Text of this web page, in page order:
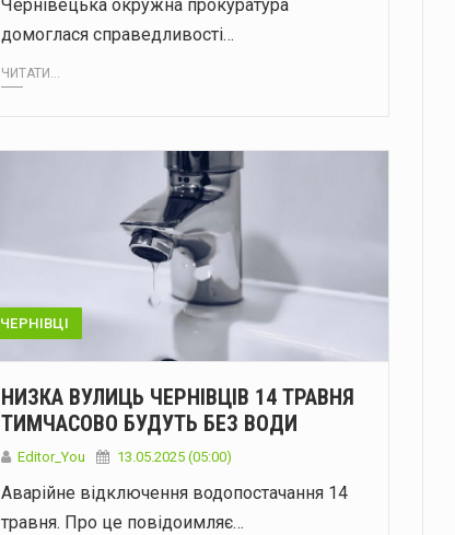
Чернівецька окружна прокуратура
домоглася справедливості…
ЧИТАТИ...
ЧЕРНІВЦІ
НИЗКА ВУЛИЦЬ ЧЕРНІВЦІВ 14 ТРАВНЯ
ТИМЧАСОВО БУДУТЬ БЕЗ ВОДИ
Editor_You 13.05.2025 (05:00)
Аварійне відключення водопостачання 14
травня. Про це повідоимляє…